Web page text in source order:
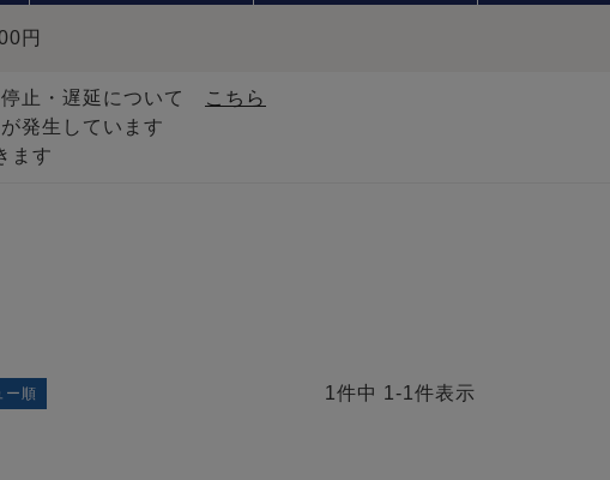
円
停止・遅延について
こちら
発生しています
ます
ー順 1 件中 1 -1 件表示